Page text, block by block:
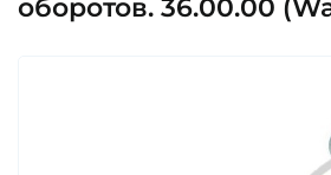
оборотов. 36.00.00